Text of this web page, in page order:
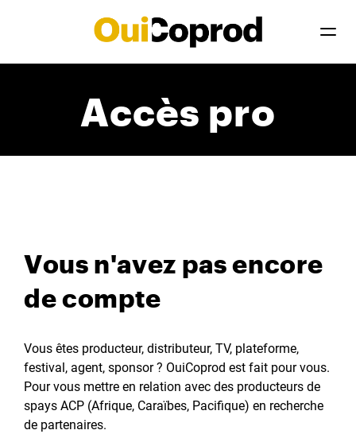
Accès pro
Vous n'avez pas encore
de compte
Vous êtes producteur, distributeur, TV, plateforme,
festival, agent, sponsor ? OuiCoprod est fait pour vous.
Pour vous mettre en relation avec des producteurs de
spays ACP (Afrique, Caraïbes, Pacifique) en recherche
de partenaires.